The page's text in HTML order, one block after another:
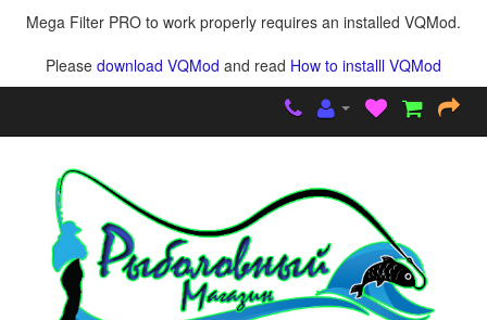
Mega Filter PRO to work properly requires an installed VQMod.
Please download VQMod and read How to installl VQMod